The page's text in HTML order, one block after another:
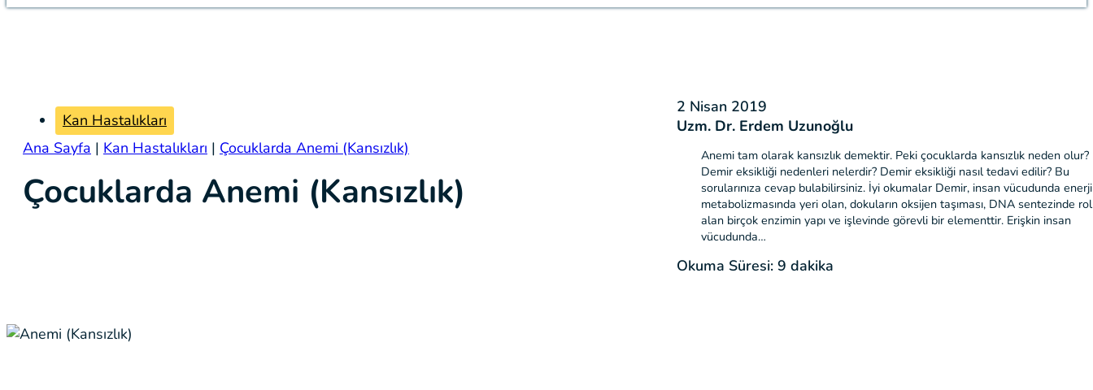
Kan Hastalıkları
Ana Sayfa | Kan Hastalıkları | Çocuklarda Anemi (Kansızlık)
Çocuklarda Anemi (Kansızlık)
2 Nisan 2019
Uzm. Dr. Erdem Uzunoğlu
Anemi tam olarak kansızlık demektir. Peki çocuklarda kansızlık neden olur?
Demir eksikliği nedenleri nelerdir? Demir eksikliği nasıl tedavi edilir? Bu
sorularınıza cevap bulabilirsiniz. İyi okumalar Demir, insan vücudunda enerji
metabolizmasında yeri olan, dokuların oksijen taşıması, DNA sentezinde rol
alan birçok enzimin yapı ve işlevinde görevli bir elementtir. Erişkin insan
vücudunda…
Okuma Süresi: 9 dakika